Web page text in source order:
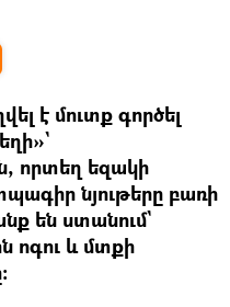
է մուտք գործել
որտեղ եզակի
նյութերը բառի
են ստանում`
ոգու և մտքի